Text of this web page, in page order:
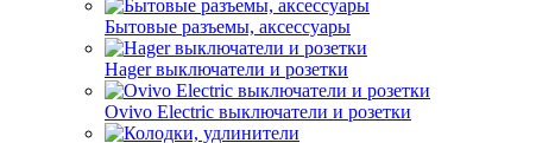
Бытовые разъемы, аксессуары
Hager выключатели и розетки
Ovivo Electric выключатели и розетки